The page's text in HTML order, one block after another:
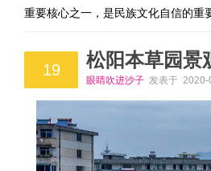
重要核心之一，是民族文化自信的重
19 松阳本草园景
眼睛吹进沙子 发表于